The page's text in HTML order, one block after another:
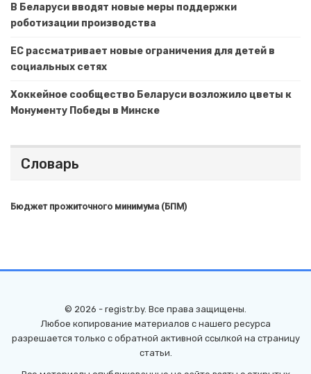
В Беларуси вводят новые меры поддержки
роботизации производства
ЕС рассматривает новые ограничения для детей в
социальных сетях
Хоккейное сообщество Беларуси возложило цветы к
Монументу Победы в Минске
Словарь
Бюджет прожиточного минимума (БПМ)
© 2026 - registr.by. Все права защищены.
Любое копирование материалов с нашего ресурса
разрешается только с обратной активной ссылкой на страницу
статьи.